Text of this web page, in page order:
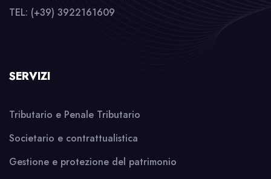
TEL: (+39) 3922161609
SERVIZI
Tributario e Penale Tributario
Societario e contrattualistica
Gestione e protezione del patrimonio